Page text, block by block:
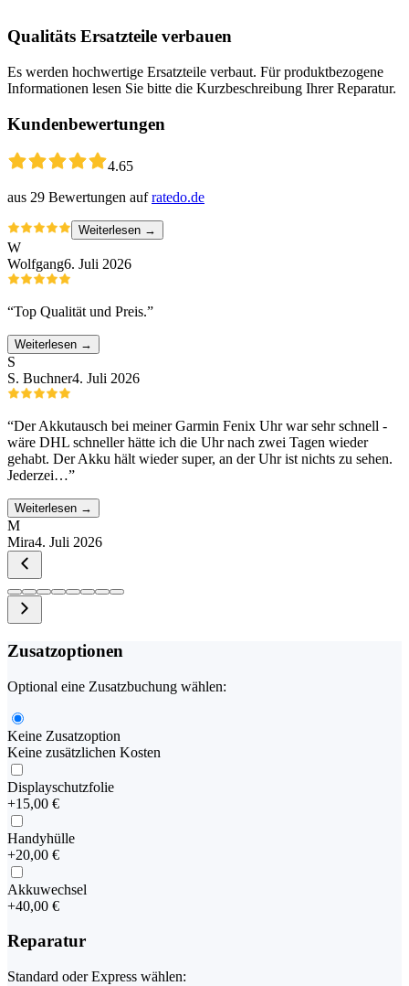
Qualitäts Ersatzteile verbauen
Es werden hochwertige Ersatzteile verbaut. Für produktbezogene
Informationen lesen Sie bitte die Kurzbeschreibung Ihrer Reparatur.
Kundenbewertungen
4.65
aus 29 Bewertungen auf ratedo.de
Weiterlesen →
W
Wolfgang6. Juli 2026
“Top Qualität und Preis.”
Weiterlesen →
S
S. Buchner4. Juli 2026
“Der Akkutausch bei meiner Garmin Fenix Uhr war sehr schnell -
wäre DHL schneller hätte ich die Uhr nach zwei Tagen wieder
gehabt. Der Akku hält wieder super, an der Uhr ist nichts zu sehen.
Jederzei…”
Weiterlesen →
M
Mira4. Juli 2026
Zusatzoptionen
Optional eine Zusatzbuchung wählen:
Keine Zusatzoption
Keine zusätzlichen Kosten
Displayschutzfolie
+15,00 €
Handyhülle
+20,00 €
Akkuwechsel
+40,00 €
Reparatur
Standard oder Express wählen: